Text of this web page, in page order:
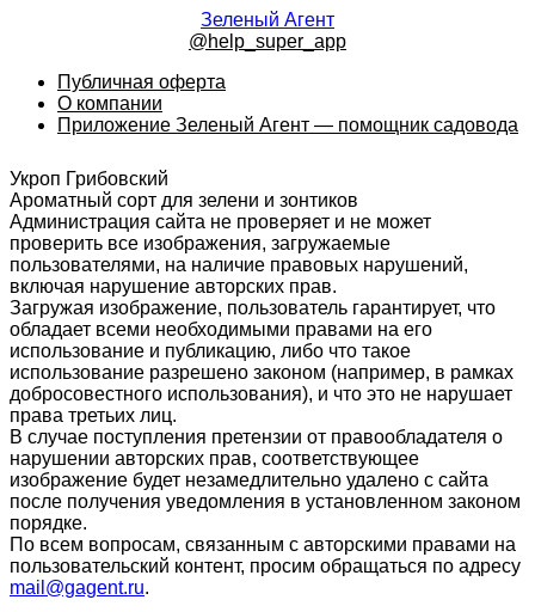
Зеленый Агент
@help_super_app
Публичная оферта
О компании
Приложение Зеленый Агент — помощник садовода
Укроп Грибовский
Ароматный сорт для зелени и зонтиков
Администрация сайта не проверяет и не может
проверить все изображения, загружаемые
пользователями, на наличие правовых нарушений,
включая нарушение авторских прав.
Загружая изображение, пользователь гарантирует, что
обладает всеми необходимыми правами на его
использование и публикацию, либо что такое
использование разрешено законом (например, в рамках
добросовестного использования), и что это не нарушает
права третьих лиц.
В случае поступления претензии от правообладателя о
нарушении авторских прав, соответствующее
изображение будет незамедлительно удалено с сайта
после получения уведомления в установленном законом
порядке.
По всем вопросам, связанным с авторскими правами на
пользовательский контент, просим обращаться по адресу
mail@gagent.ru.